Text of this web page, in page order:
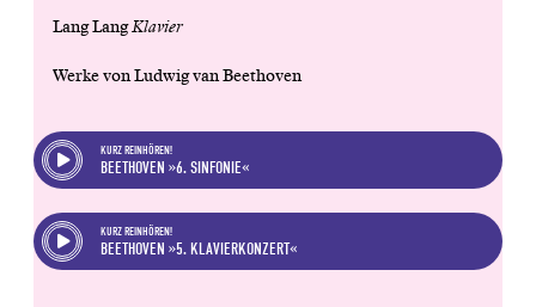
Lang LangKlavier
Werke von Ludwig van Beethoven
KURZ REINHÖREN!
BEETHOVEN »6. SINFONIE«
KURZ REINHÖREN!
BEETHOVEN »5. KLAVIERKONZERT«